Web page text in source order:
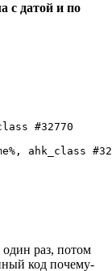
с датой и по
#32770
ahk_class
один раз, потом
код почему-